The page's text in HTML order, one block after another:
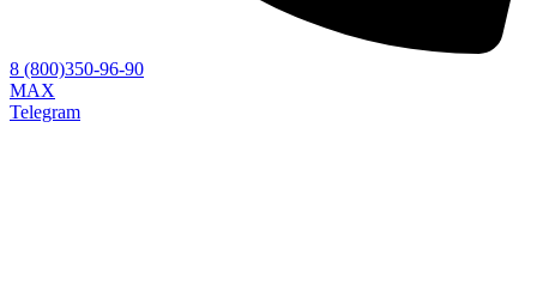
8 (800)350-96-90
MAX
Telegram